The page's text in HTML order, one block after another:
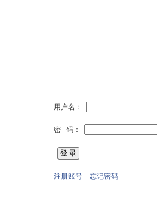
用户名：
密 码：
注册账号 忘记密码